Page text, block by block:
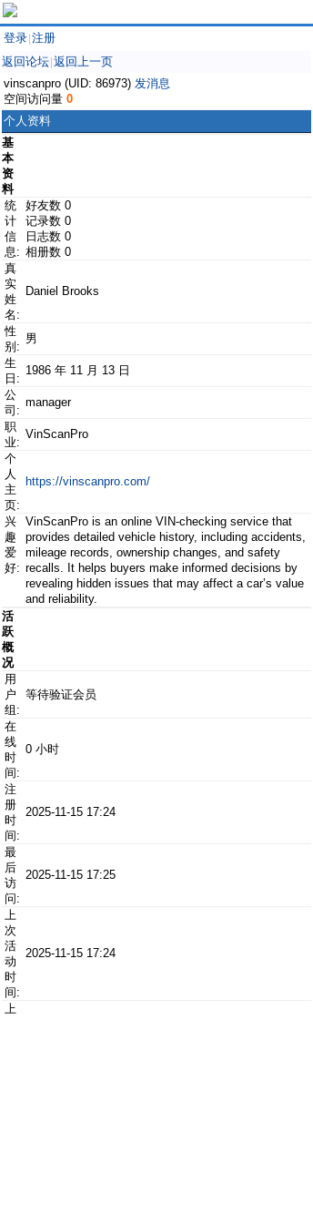
登录 注册
返回论坛 返回上一页
vinscanpro (UID: 86973) 发消息
空间访问量 0
个人资料
基
本
资
料
统
计
信
息:
好友数 0
记录数 0
日志数 0
相册数 0
真
实
姓
名:
Daniel Brooks
性
别:
男
生
日:
1986 年 11 月 13 日
公
司:
manager
职
业:
VinScanPro
个
人
主
页:
https://vinscanpro.com/
兴
趣
爱
好:
VinScanPro is an online VIN-checking service that
provides detailed vehicle history, including accidents,
mileage records, ownership changes, and safety
recalls. It helps buyers make informed decisions by
revealing hidden issues that may affect a car’s value
and reliability.
活
跃
概
况
用
户
组:
等待验证会员
在
线
时
间:
0 小时
注
册
时
间:
2025-11-15 17:24
最
后
访
问:
2025-11-15 17:25
上
次
活
动
时
间:
2025-11-15 17:24
上